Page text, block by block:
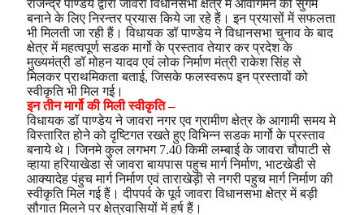
राजेन्द्र पाण्डेय द्वारा जावरा विधानसभा क्षेत्र में आवागमन को सुगम
बनाने के लिए निरन्तर प्रयास किये जा रहे हैं। इन प्रयासों में सफलता
भी मिलती जा रही हैं। विधायक डॉ पाण्डेय ने विधानसभा चुनाव के बाद
क्षेत्र में महत्वपूर्ण सडक मार्गो के प्रस्ताव तेयार कर प्रदेश के
मुख्यमंत्री डॉ मोहन यादव एवं लोक निर्माण मंत्री राकेश सिंह से
मिलकर प्राथमिकता बताई, जिसके फलस्वरूप इन प्रस्तावों को
स्वीकृति भी मिल गई।
इन तीन मार्गो की मिली स्वीकृति –
विधायक डॉ पाण्डेय ने जावरा नगर एव ग्रामीण क्षेत्र के आगामी समय मे
विस्तारित होने को दृष्टिगत रखते हुए विभिन्न सडक मार्गो के प्रस्ताव
बनाये थे। जिनमे कुल लगभग 7.40 किमी लम्बाई के जावरा चौपाटी से
व्हाया हरियाखेडा से जावरा बायपास पहुच मार्ग निर्माण, भाटखेडी से
आक्यादेह पंहुच मार्ग निर्माण एवं ताराखेड़ी से नगरी पहुच मार्ग निर्माण की
स्वीकृति मिल गई हैं। दीपपर्व के पूर्व जावरा विधानसभा क्षेत्र में बड़ी
सौगात मिलने पर क्षेत्रवासियों में हर्ष हैं।